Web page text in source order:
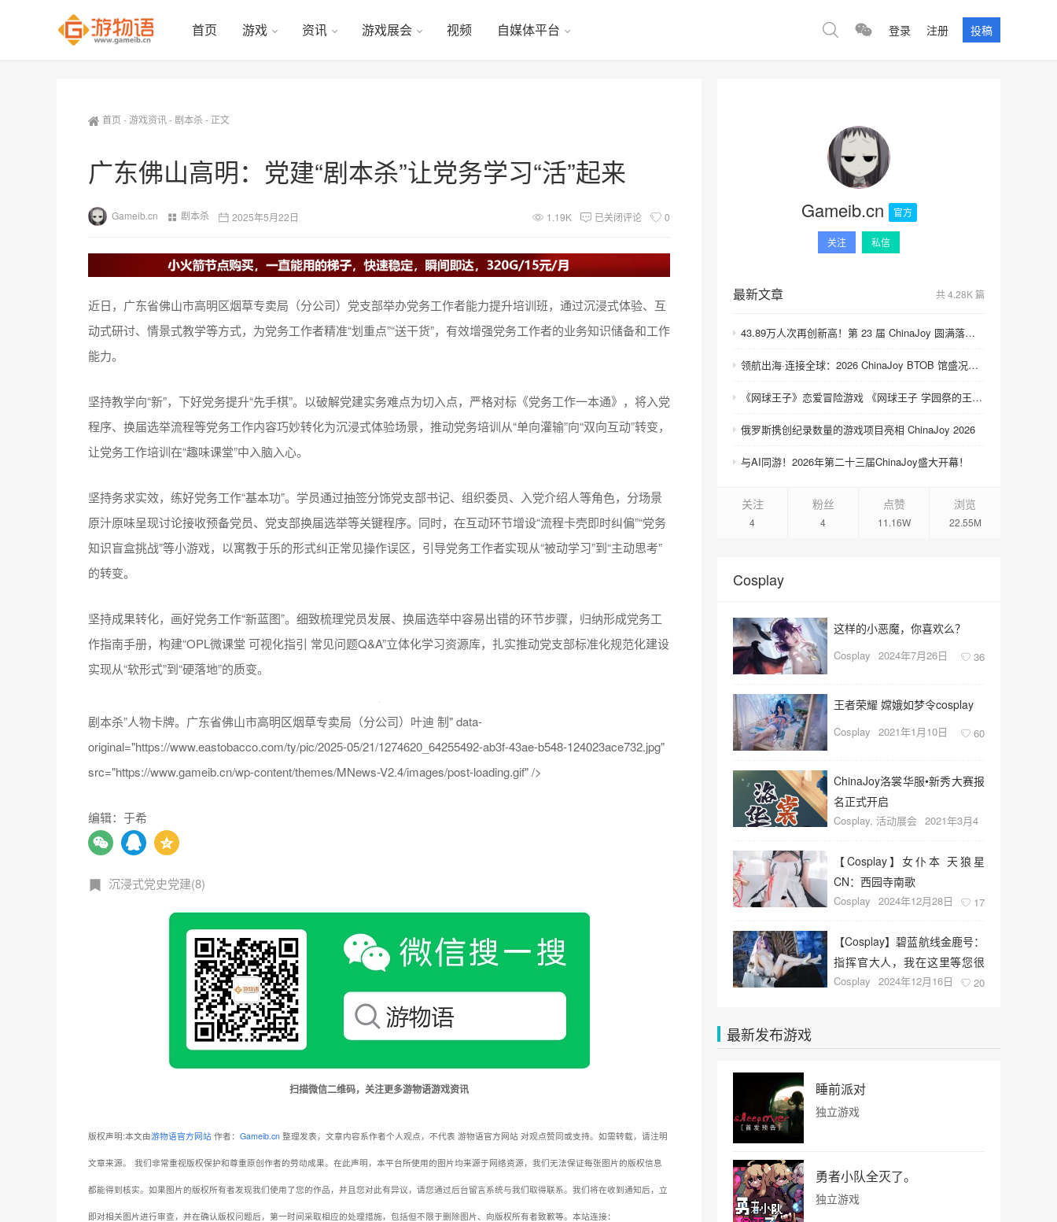
首页 游戏 资讯 游戏展会 视频 自媒体平台 登录 注册 投稿
首页 -游戏资讯-剧本杀 - 正文
广东佛山高明：党建“剧本杀”让党务学习“活”起来
Gameib.cn 剧本杀 2025年5月22日 1.19K 已关闭评论 0
近日，广东省佛山市高明区烟草专卖局（分公司）党支部举办党务工作者能力提升培训班，通过沉浸式体验、互
动式研讨、情景式教学等方式，为党务工作者精准“划重点”“送干货”，有效增强党务工作者的业务知识储备和工作
能力。
坚持教学向“新”，下好党务提升“先手棋”。以破解党建实务难点为切入点，严格对标《党务工作一本通》，将入党
程序、换届选举流程等党务工作内容巧妙转化为沉浸式体验场景，推动党务培训从“单向灌输”向“双向互动”转变，
让党务工作培训在“趣味课堂”中入脑入心。
坚持务求实效，练好党务工作“基本功”。学员通过抽签分饰党支部书记、组织委员、入党介绍人等角色，分场景
原汁原味呈现讨论接收预备党员、党支部换届选举等关键程序。同时，在互动环节增设“流程卡壳即时纠偏”“党务
知识盲盒挑战”等小游戏，以寓教于乐的形式纠正常见操作误区，引导党务工作者实现从“被动学习”到“主动思考”
的转变。
坚持成果转化，画好党务工作“新蓝图”。细致梳理党员发展、换届选举中容易出错的环节步骤，归纳形成党务工
作指南手册，构建“OPL微课堂 可视化指引 常见问题Q&A”立体化学习资源库，扎实推动党支部标准化规范化建设
实现从“软形式”到“硬落地”的质变。
剧本杀”人物卡牌。广东省佛山市高明区烟草专卖局（分公司）叶迪 制" data-
original="https://www.eastobacco.com/ty/pic/2025-05/21/1274620_64255492-ab3f-43ae-b548-124023ace732.jpg"
src="https://www.gameib.cn/wp-content/themes/MNews-V2.4/images/post-loading.gif" />
编辑：于希
沉浸式党史党建(8)
扫描微信二维码，关注更多游物语游戏资讯
版权声明:本文由游物语官方网站 作者： Gameib.cn 整理发表，文章内容系作者个人观点，不代表 游物语官方网站 对观点赞同或支持。如需转载，请注明
文章来源。 我们非常重视版权保护和尊重原创作者的劳动成果。在此声明，本平台所使用的图片均来源于网络资源，我们无法保证每张图片的版权信息
都能得到核实。如果图片的版权所有者发现我们使用了您的作品，并且您对此有异议，请您通过后台留言系统与我们取得联系。我们将在收到通知后，立
即对相关图片进行审查，并在确认版权问题后，第一时间采取相应的处理措施，包括但不限于删除图片、向版权所有者致歉等。本站连接：
Gameib.cn 官方
关注 私信
最新文章 共 4.28K 篇
43.89万人次再创新高！第 23 届 ChinaJoy 圆满落幕：感谢有你，共赴这场“与 AI 同游”的盛夏之约
领航出海·连接全球：2026 ChinaJoy BTOB 馆盛况空前
《网球王子》恋爱冒险游戏 《网球王子 学园祭的王子们 ♡-40 and more…》与《网球王子 心跳求生 Tie break ♡game》发售
俄罗斯携创纪录数量的游戏项目亮相 ChinaJoy 2026
与AI同游！2026年第二十三届ChinaJoy盛大开幕！
关注
4
粉丝
4
点赞
11.16W
浏览
22.55M
Cosplay
这样的小恶魔，你喜欢么？
Cosplay 2024年7月26日 36
王者荣耀 嫦娥如梦令cosplay
Cosplay 2021年1月10日 60
ChinaJoy洛裳华服•新秀大赛报
名正式开启
Cosplay, 活动展会 2021年3月4
【Cosplay】女仆本 天狼星
CN：西园寺南歌
Cosplay 2024年12月28日 17
【Cosplay】碧蓝航线金鹿号：
指挥官大人，我在这里等您很
久了。
Cosplay 2024年12月16日 20
最新发布游戏
睡前派对
独立游戏
勇者小队全灭了。
独立游戏